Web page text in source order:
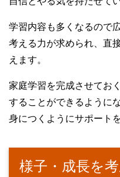
学習内容も多くなるので
考える力が求められ、直
えます。
家庭学習を完成させてお
することができるように
身につくようにサポート
様子・成長を